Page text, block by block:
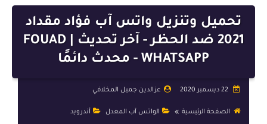
أندرويد
ويندوز
برمجة
تحميل وتنزيل واتس آب فؤاد مقداد
2021 ضد الحظر - آخر تحديث | FOUAD
WHATSAPP - محدث دائمًا
عزالدين جميل المخلافي
الصفحة الرئيسية الواتس آب المعدل أندرويد